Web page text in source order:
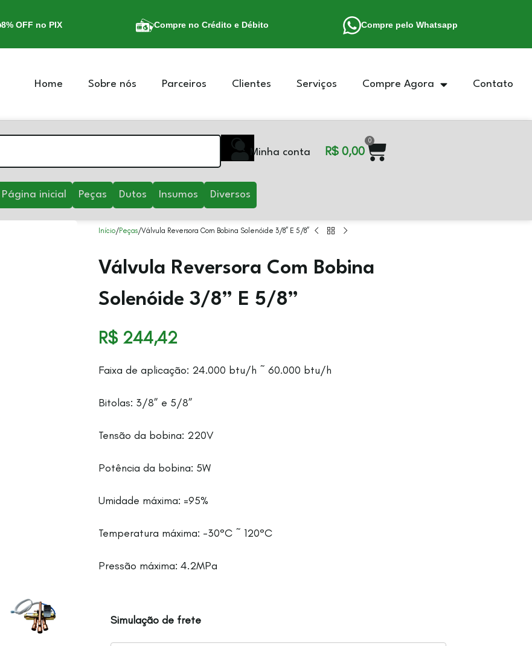
8% OFF no PIX Compre no Crédito e Débito Compre pelo Whatsapp
Home Sobre nós Parceiros Clientes Serviços Compre Agora Contato
Minha conta R$ 0,00
0
Página inicial Peças Dutos Insumos Diversos
Início Peças Válvula Reversora Com Bobina Solenóide 3/8” E 5/8”
Válvula Reversora Com Bobina
Solenóide 3/8” E 5/8”
R$244,42
Faixa de aplicação: 24.000 btu/h ~ 60.000 btu/h
Bitolas: 3/8” e 5/8”
Tensão da bobina: 220V
Potência da bobina: 5W
Umidade máxima: =95%
Temperatura máxima: -30°C ~ 120°C
Pressão máxima: 4.2MPa
Simulação de frete